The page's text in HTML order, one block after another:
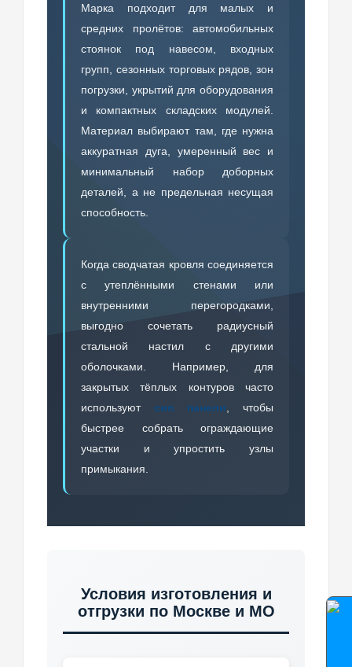
Марка подходит для малых и
средних пролётов: автомобильных
стоянок под навесом, входных
групп, сезонных торговых рядов, зон
погрузки, укрытий для оборудования
и компактных складских модулей.
Материал выбирают там, где нужна
аккуратная дуга, умеренный вес и
минимальный набор доборных
деталей, а не предельная несущая
способность.
Когда сводчатая кровля соединяется
с утеплёнными стенами или
внутренними перегородками,
выгодно сочетать радиусный
стальной настил с другими
оболочками. Например, для
закрытых тёплых контуров часто
используют
сип панели, чтобы
быстрее собрать ограждающие
участки и упростить узлы
примыкания.
Условия изготовления и
отгрузки по Москве и МО